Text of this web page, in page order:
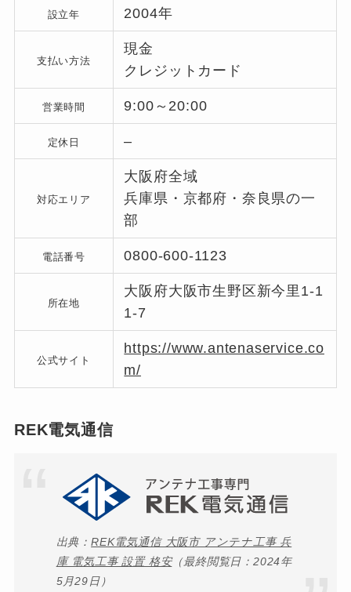
設立年 2004年
支払い方法
現金
クレジットカード
営業時間 9:00～20:00
定休日 –
対応エリア
大阪府全域
兵庫県・京都府・奈良県の一
部
電話番号 0800-600-1123
所在地
大阪府大阪市生野区新今里1-1
1-7
公式サイト
https://www.antenaservice.co
m/
REK電気通信
出典：REK電気通信 大阪市 アンテナ工事 兵
庫 電気工事 設置 格安（最終閲覧日：2024年
5月29日）